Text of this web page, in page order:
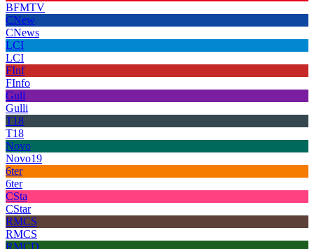
BFMTV
CNew
CNews
LCI
LCI
FInf
FInfo
Gull
Gulli
T18
T18
Novo
Novo19
6ter
6ter
CSta
CStar
RMCS
RMCS
RMCD